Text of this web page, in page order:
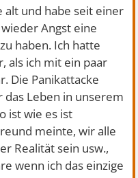
alt und habe seit einer
Angst eine
haben. Ich hatte
als ich mit ein paar
Die Panikattacke
das Leben in unserem
ist wie es ist
meinte, wir alle
Realität sein usw.,
wenn ich das einzige